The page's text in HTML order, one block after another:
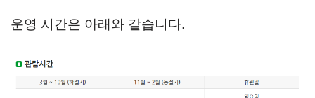
운영 시간은 아래와 같습니다.